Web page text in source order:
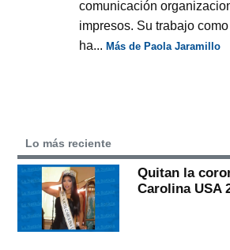
comunicación
impresos. Su trabajo
ha...Más de Paola Jaramillo
Lo más reciente
Quitan la
Carolina USA